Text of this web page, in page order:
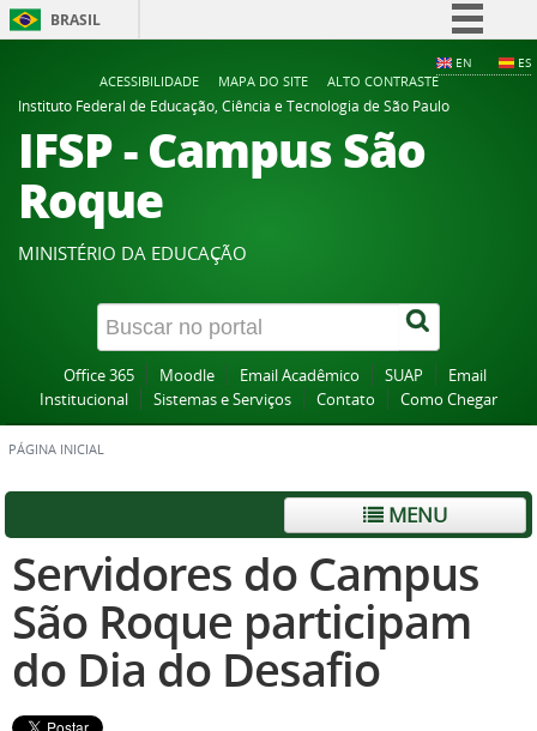
BRASIL
Comunica BR
Participe
Acesso à informação
EN ES
ACESSIBILIDADE MAPA DO SITE
ALTO CONTRASTE
Instituto Federal de Educação, Ciência e Tecnologia de São Paulo
IFSP - Campus São
Roque
MINISTÉRIO DA EDUCAÇÃO
Office 365 Moodle Email Acadêmico SUAP
Email
Institucional
Sistemas e Serviços Contato Como Chegar
PÁGINA INICIAL
MENU
Servidores do Campus
São Roque participam
do Dia do Desafio